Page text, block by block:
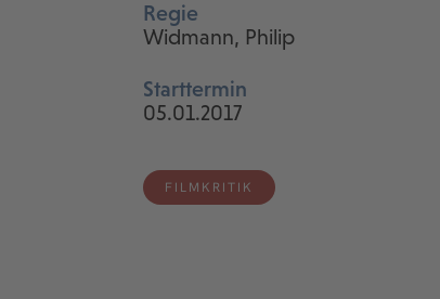
Regie
Widmann, Philip
Starttermin
05.01.2017
FILMKRITIK